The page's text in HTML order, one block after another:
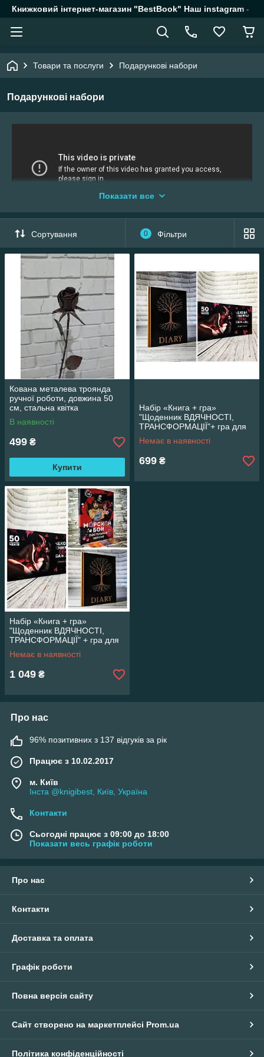
Книжковий інтернет-магазин "BestBook" Наш instagram -
Товари та послуги Подарункові набори
Подарункові набори
Показати все
Сортування 0 Фільтри
Кована металева троянда
ручної роботи, довжина 50
см, стальна квітка
В наявності
499 ₴
Купити
Набір «Книга + гра»
"Щоденник ВДЯЧНОСТІ,
ТРАНСФОРМАЦІЇ"+ гра для
дорослих "Чекова книжка
бажань"
Немає в наявності
699 ₴
Набір «Книга + гра»
"Щоденник ВДЯЧНОСТІ,
ТРАНСФОРМАЦІЇ" + гра для
дорослих "Чекова
книжка","Морський бій.
Немає в наявності
1 049 ₴
Про нас
96% позитивних з 137 відгуків за рік
Працює з 10.02.2017
м. Київ
Інста @knigibest, Київ, Україна
Контакти
Сьогодні працює з 09:00 до 18:00
Показати весь графік роботи
Про нас
Контакти
Доставка та оплата
Графік роботи
Повна версія сайту
Сайт створено на маркетплейсі Prom.ua
Політика конфіденційності